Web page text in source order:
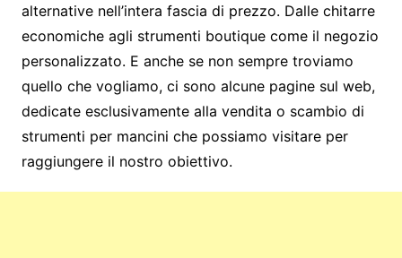
alternative nell’intera fascia di prezzo. Dalle chitarre
economiche agli strumenti boutique come il negozio
personalizzato. E anche se non sempre troviamo
quello che vogliamo, ci sono alcune pagine sul web,
dedicate esclusivamente alla vendita o scambio di
strumenti per mancini che possiamo visitare per
raggiungere il nostro obiettivo.